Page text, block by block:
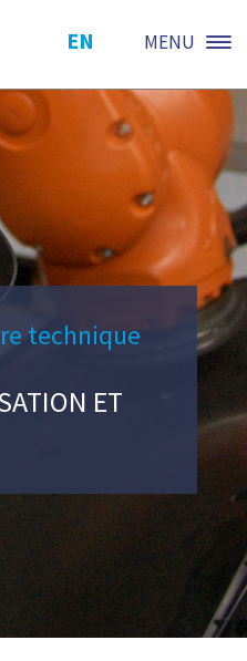
EN MENU
technique
ET